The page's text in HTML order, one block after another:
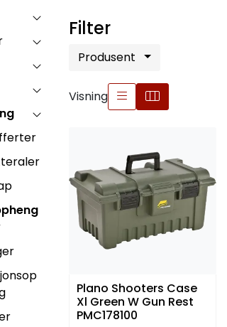
Filter
Produsent
Visning
Plano Shooters Case
Xl Green W Gun Rest
PMC178100